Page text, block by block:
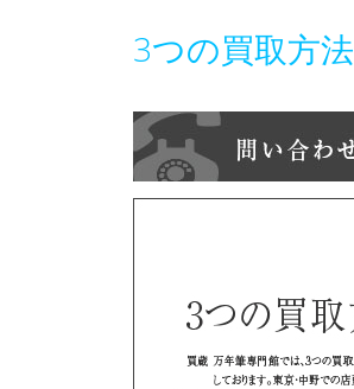
3つの買取方法